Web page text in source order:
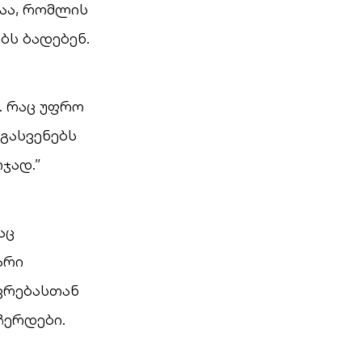
რომლის
ბადებენ.
რაც უფრო